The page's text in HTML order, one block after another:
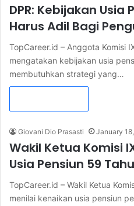
DPR: Kebijakan Usia
Harus Adil Bagi
TopCareer.id – Anggota Komisi
mengatakan kebijakan usia
membutuhkan strategi yang…
Giovani Dio Prasasti January
Wakil Ketua Komisi
Usia Pensiun 59
TopCareer.id – Wakil Ketua
menilai kenaikan usia pensiun